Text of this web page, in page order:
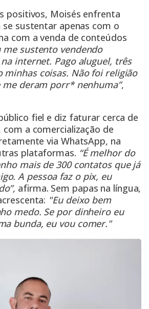
positivos, Moisés enfrenta
sustentar apenas com o
com a venda de conteúdos
me sustento vendendo
internet. Pago aluguel, três
minhas coisas. Não foi religião
deram porr* nenhuma”,
fiel e diz faturar cerca de
com a comercialização de
via WhatsApp, na
plataformas. “É melhor do
mais de 300 contatos que já
A pessoa faz o pix, eu
afirma. Sem papas na língua,
"Eu deixo bem
medo. Se por dinheiro eu
bunda, eu vou comer."